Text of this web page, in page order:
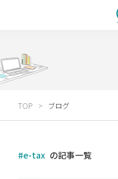
TOP ブログ
#e-tax の記事一覧